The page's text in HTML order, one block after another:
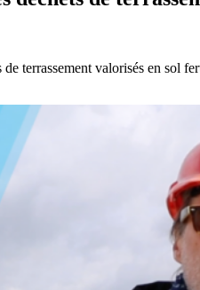
terrassement valorisés en sol